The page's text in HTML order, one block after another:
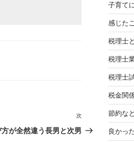
次
の
次
が全然違う長男と次男
子育て
感じた
税理士
税理士
税理士
税金関
節約な
良かっ